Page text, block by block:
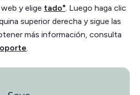
y elige tado° . Luego haga clic
superior derecha y sigue las
más información, consulta